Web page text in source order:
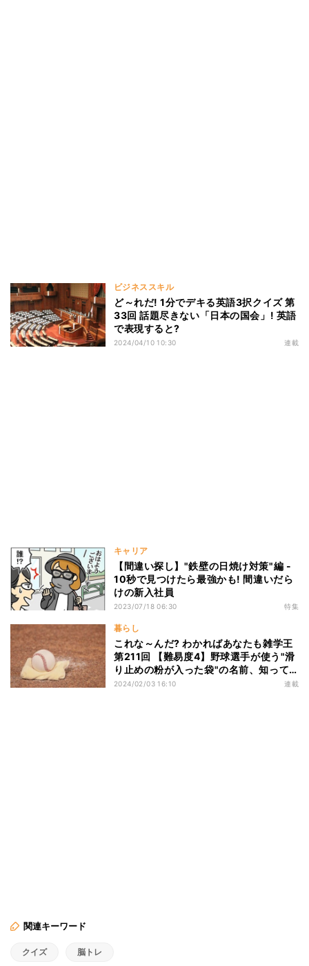
ビジネススキル
ど～れだ! 1分でデキる英語3択クイズ 第
33回 話題尽きない「日本の国会」! 英語
で表現すると?
2024/04/10 10:30 連載
キャリア
【間違い探し】"鉄壁の日焼け対策"編 -
10秒で見つけたら最強かも! 間違いだら
けの新入社員
2023/07/18 06:30 特集
暮らし
これな～んだ? わかればあなたも雑学王
第211回 【難易度4】野球選手が使う"滑
り止めの粉が入った袋"の名前、知って
る?
2024/02/03 16:10 連載
関連キーワード
クイズ 脳トレ